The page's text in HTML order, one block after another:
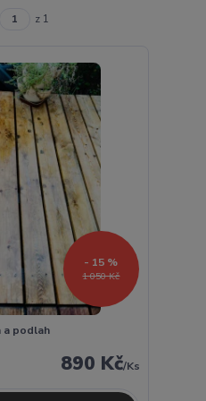
z 1
1 050 Kč
- 15 %
a podlah
890 Kč/Ks